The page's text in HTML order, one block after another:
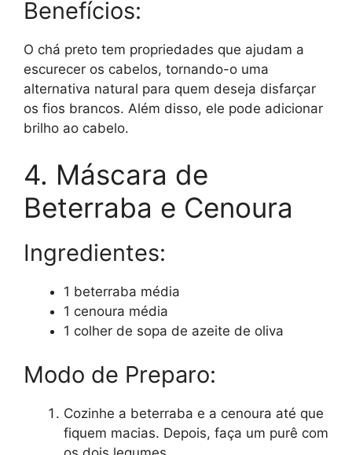
Benefícios:
O chá preto tem propriedades que ajudam a
escurecer os cabelos, tornando-o uma
alternativa natural para quem deseja disfarçar
os fios brancos. Além disso, ele pode adicionar
brilho ao cabelo.
4. Máscara de
Beterraba e Cenoura
Ingredientes:
1 beterraba média
1 cenoura média
1 colher de sopa de azeite de oliva
Modo de Preparo:
Cozinhe a beterraba e a cenoura até que
fiquem macias. Depois, faça um purê com